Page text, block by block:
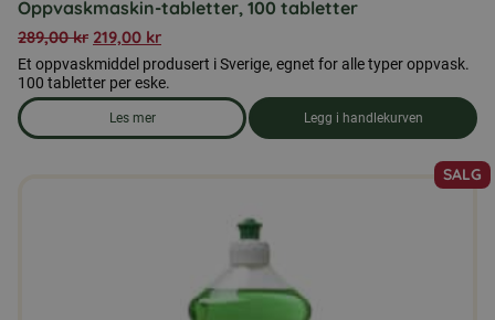
Oppvaskmaskin-tabletter, 100 tabletter
289,00kr 219,00 kr
Et oppvaskmiddel produsert i Sverige, egnet for alle typer oppvask.
100 tabletter per eske.
Les mer
om produkten Oppvaskmaskin-tabletter, 100 tabletter
Legg i handlekurven
SALG